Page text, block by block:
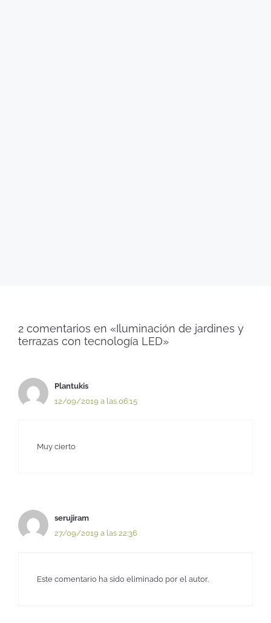
2 comentarios en «Iluminación de jardines y
terrazas con tecnología LED»
Plantukis
12/09/2019 a las 06:15
Muy cierto
serujiram
27/09/2019 a las 22:36
Este comentario ha sido eliminado por el autor.